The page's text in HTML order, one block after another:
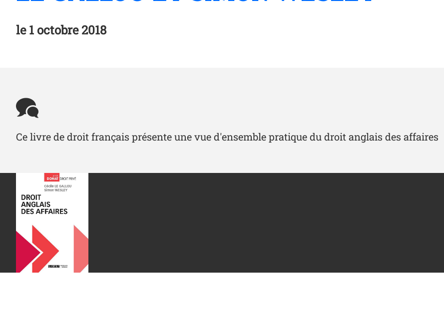
le1 octobre 2018
Ce livre de droit français présente une vue d'ensemble pratique du droit anglais des affaires